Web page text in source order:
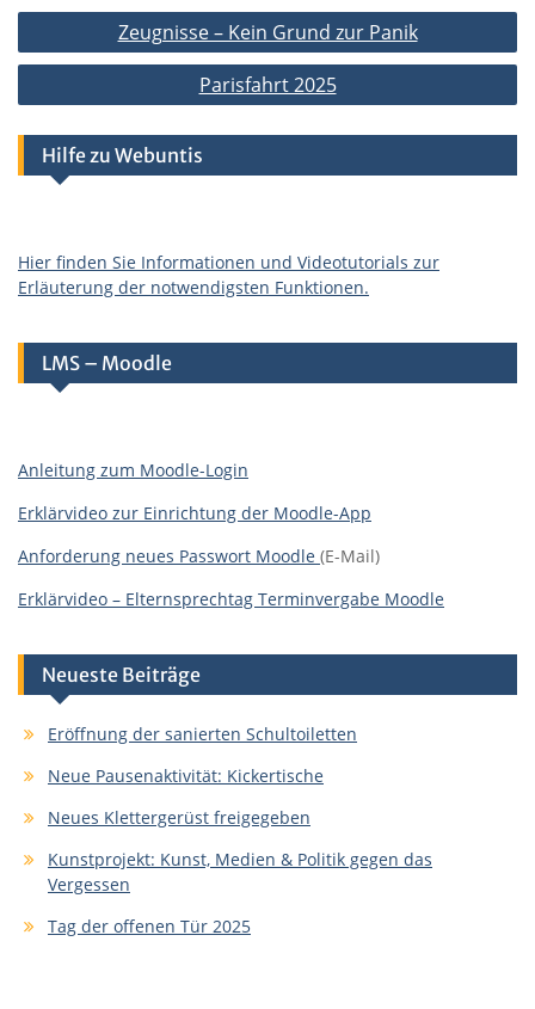
Beitragsnavigation
Zeugnisse – Kein Grund zur Panik
Parisfahrt 2025
Hilfe zu Webuntis
Hier finden Sie Informationen und Videotutorials zur
Erläuterung der notwendigsten Funktionen.
LMS – Moodle
Anleitung zum Moodle-Login
Erklärvideo zur Einrichtung der Moodle-App
Anforderung neues Passwort Moodle (E-Mail)
Erklärvideo – Elternsprechtag Terminvergabe Moodle
Neueste Beiträge
Eröffnung der sanierten Schultoiletten
Neue Pausenaktivität: Kickertische
Neues Klettergerüst freigegeben
Kunstprojekt: Kunst, Medien & Politik gegen das
Vergessen
Tag der offenen Tür 2025